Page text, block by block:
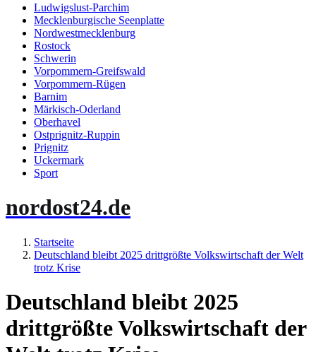
Ludwigslust-Parchim
Mecklenburgische Seenplatte
Nordwestmecklenburg
Rostock
Schwerin
Vorpommern-Greifswald
Vorpommern-Rügen
Barnim
Märkisch-Oderland
Oberhavel
Ostprignitz-Ruppin
Prignitz
Uckermark
Sport
nordost24.de
Startseite
Deutschland bleibt 2025 drittgrößte Volkswirtschaft der Welt
trotz Krise
Deutschland bleibt 2025
drittgrößte Volkswirtschaft der